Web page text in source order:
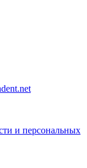
и персональных